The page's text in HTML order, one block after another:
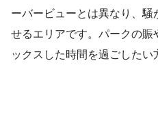
ーバービューとは異なり、
せるエリアです。パークの賑
ックスした時間を過ごしたい